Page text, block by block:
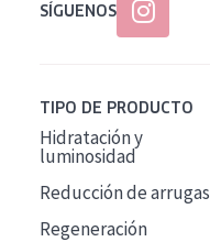
SÍGUENOS
TIPO DE PRODUCTO
Hidratación y
luminosidad
Reducción de arrugas
Regeneración